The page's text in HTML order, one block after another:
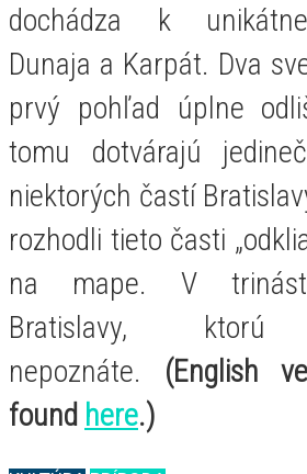
dochádza k
Dunaja a Karpát. Dva
prvý pohľad úplne
tomu dotvárajú
niektorých častí
rozhodli tieto časti
na mape. V
Bratislavy,
nepoznáte. (English
found here.)